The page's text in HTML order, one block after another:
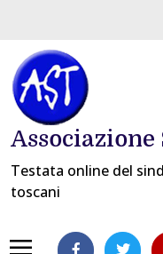
Associazione
Testata online del
toscani